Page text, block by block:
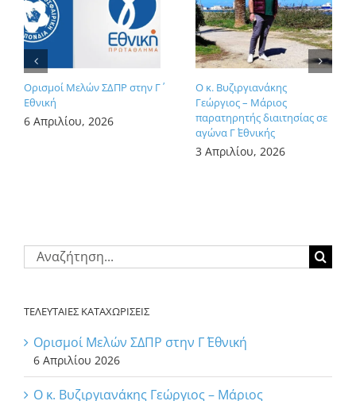
Ορισμοί Μελών ΣΔΠΡ στην Γ΄
Εθνική
6 Απριλίου, 2026
Ο κ. Βυζιργιανάκης
Γεώργιος – Μάριος
παρατηρητής διαιτησίας σε
αγώνα Γ΄ Εθνικής
3 Απριλίου, 2026
Αναζήτηση
για:
ΤΕΛΕΥΤΑΙΕΣ ΚΑΤΑΧΩΡΙΣΕΙΣ
Ορισμοί Μελών ΣΔΠΡ στην Γ΄ Εθνική
6 Απριλίου 2026
Ο κ. Βυζιργιανάκης Γεώργιος – Μάριος